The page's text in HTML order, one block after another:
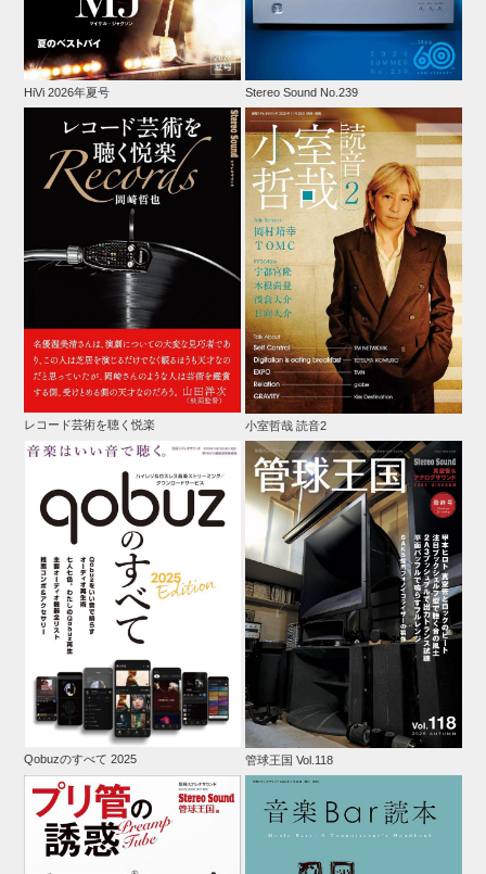
HiVi 2026年夏号 Stereo Sound No.239
レコード芸術を聴く悦楽 小室哲哉 読音2
Qobuzのすべて 2025 管球王国 Vol.118